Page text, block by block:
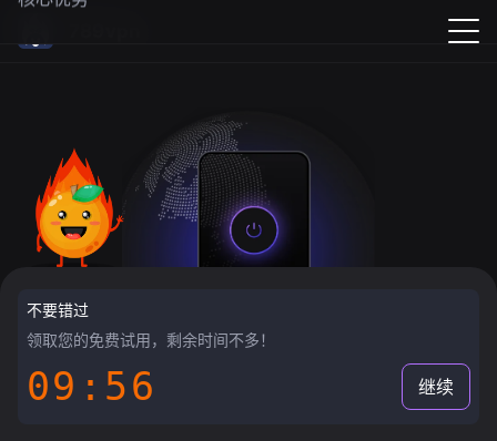
不要错过
领取您的免费试用，剩余时间不多！
09:55 继续